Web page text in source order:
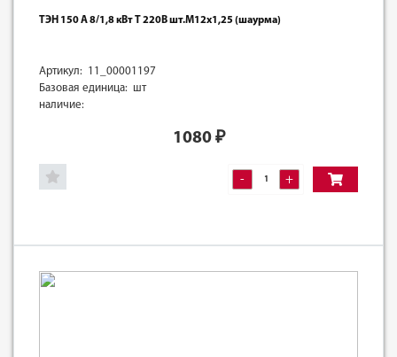
ТЭН 150 А 8/1,8 кВт Т 220В шт.М12х1,25 (шаурма)
Артикул: 11_00001197
Базовая единица: шт
наличие:
1080₽
- +